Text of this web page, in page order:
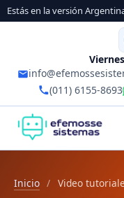
Estás en la versión
(011) 6155-8693
Inicio / Video